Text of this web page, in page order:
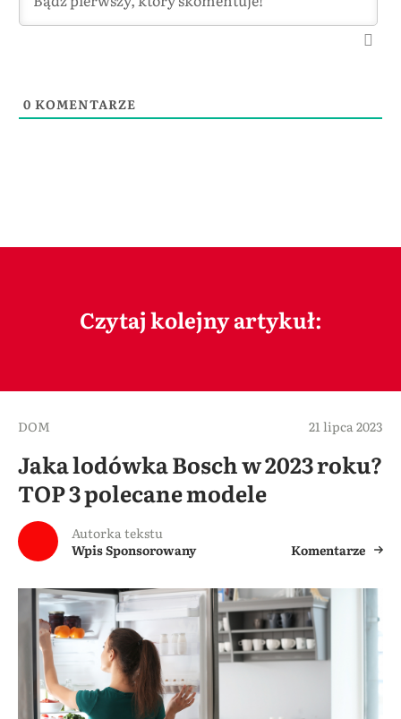
0 KOMENTARZE
Czytaj kolejny artykuł:
DOM 21 lipca 2023
Jaka lodówka Bosch w 2023 roku?
TOP 3 polecane modele
Autorka tekstu
Wpis Sponsorowany
Komentarze